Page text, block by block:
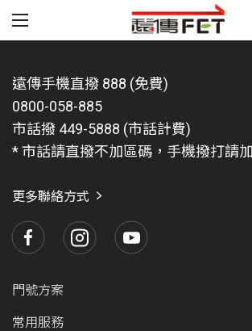
遠傳手機直撥 888 (免費)
0800-058-885
市話撥 449-5888 (市話計費)
* 市話請直撥不加區碼，手機撥打請
更多聯絡方式
門號方案
常用服務